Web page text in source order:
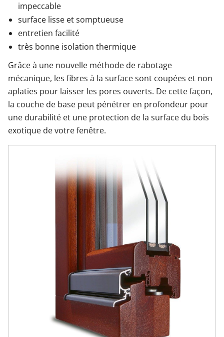
impeccable
surface lisse et somptueuse
entretien facilité
très bonne isolation thermique
Grâce à une nouvelle méthode de rabotage
mécanique, les fibres à la surface sont coupées et non
aplaties pour laisser les pores ouverts. De cette façon,
la couche de base peut pénétrer en profondeur pour
une durabilité et une protection de la surface du bois
exotique de votre fenêtre.